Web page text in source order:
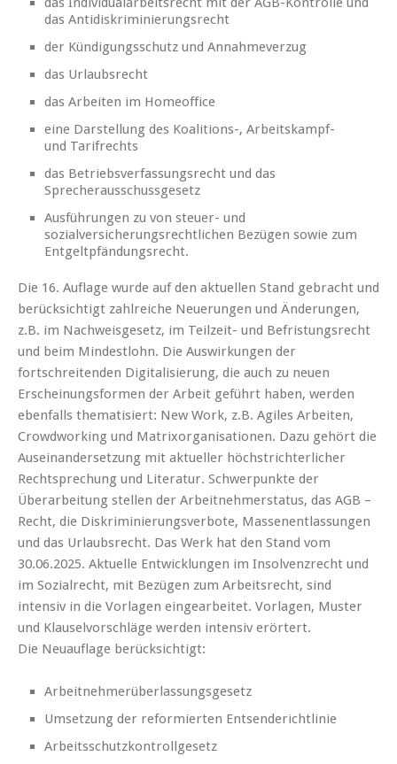
das Antidiskriminierungsrecht
der Kündigungsschutz und Annahmeverzug
das Urlaubsrecht
das Arbeiten im Homeoffice
eine Darstellung des Koalitions-, Arbeitskampf-
und Tarifrechts
das Betriebsverfassungsrecht und das
Sprecherausschussgesetz
Ausführungen zu von steuer- und
sozialversicherungsrechtlichen Bezügen sowie zum
Entgeltpfändungsrecht.
Die 16. Auflage wurde auf den aktuellen Stand gebracht und
berücksichtigt zahlreiche Neuerungen und Änderungen,
z.B. im Nachweisgesetz, im Teilzeit- und Befristungsrecht
und beim Mindestlohn. Die Auswirkungen der
fortschreitenden Digitalisierung, die auch zu neuen
Erscheinungsformen der Arbeit geführt haben, werden
ebenfalls thematisiert: New Work, z.B. Agiles Arbeiten,
Crowdworking und Matrixorganisationen. Dazu gehört die
Auseinandersetzung mit aktueller höchstrichterlicher
Rechtsprechung und Literatur. Schwerpunkte der
Überarbeitung stellen der Arbeitnehmerstatus, das AGB –
Recht, die Diskriminierungsverbote, Massenentlassungen
und das Urlaubsrecht. Das Werk hat den Stand vom
30.06.2025. Aktuelle Entwicklungen im Insolvenzrecht und
im Sozialrecht, mit Bezügen zum Arbeitsrecht, sind
intensiv in die Vorlagen eingearbeitet. Vorlagen, Muster
und Klauselvorschläge werden intensiv erörtert.
Die Neuauflage berücksichtigt:
Arbeitnehmerüberlassungsgesetz
Umsetzung der reformierten Entsenderichtlinie
Arbeitsschutzkontrollgesetz